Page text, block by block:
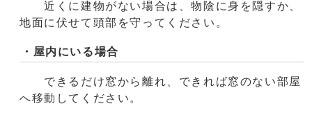
近くに建物がない場合は、物陰に身を隠すか、
地面に伏せて頭部を守ってください。
・屋内にいる場合
できるだけ窓から離れ、できれば窓のない部屋
へ移動してください。